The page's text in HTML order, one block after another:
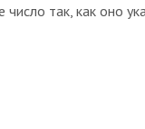
так, как оно